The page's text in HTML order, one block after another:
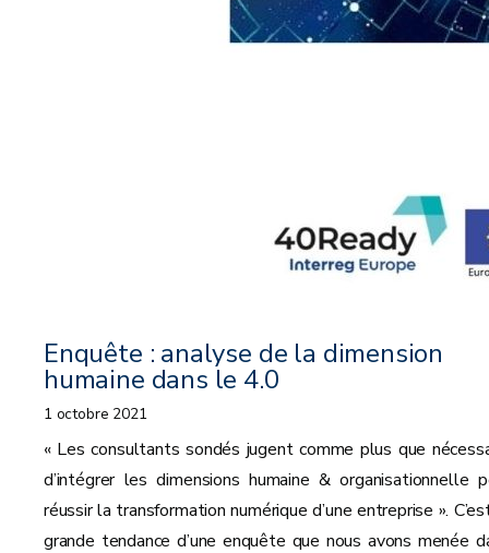
Enquête : analyse de la dimension
humaine dans le 4.0
1 octobre 2021
« Les consultants sondés jugent comme plus que
d’intégrer les dimensions humaine & organisationnelle
réussir la transformation numérique d’une entreprise ».
grande tendance d’une enquête que nous avons menée